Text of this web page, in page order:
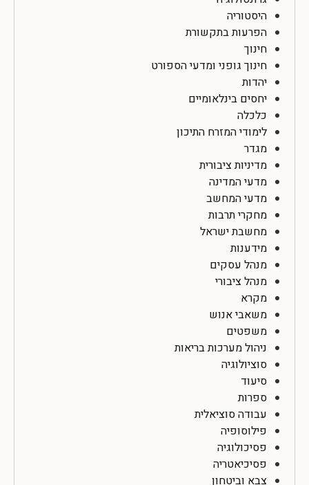
היסטוריה
הפרעות בתקשורת
חינוך
חינוך גופני ומדעי הספורט
יהדות
יחסים בינלאומיים
כלכלה
לימודי המזרח התיכון
מגדר
מדיניות ציבורית
מדעי המדינה
מדעי המחשב
מחקרי תרבות
מחשבת ישראל
מידענות
מנהל עסקים
מנהל ציבורי
מקרא
משאבי אנוש
משפטים
ניהול מערכות בריאות
סוציולוגיה
סיעוד
ספרות
עבודה סוציאלית
פילוסופיה
פסיכולוגיה
פסיכיאטריה
צבא וביטחון